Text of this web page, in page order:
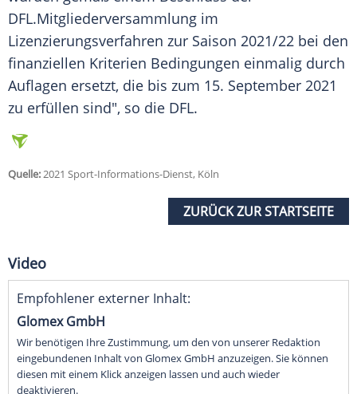
DFL.Mitgliederversammlung im
Lizenzierungsverfahren zur Saison 2021/22 bei den
finanziellen Kriterien Bedingungen einmalig durch
Auflagen ersetzt, die bis zum 15. September 2021
zu erfüllen sind", so die DFL.
Quelle:2021 Sport-Informations-Dienst, Köln
ZURÜCK ZUR STARTSEITE
Video
Empfohlener externer Inhalt:
Glomex GmbH
Wir benötigen Ihre Zustimmung, um den von unserer Redaktion
eingebundenen Inhalt von Glomex GmbH anzuzeigen. Sie können
diesen mit einem Klick anzeigen lassen und auch wieder
deaktivieren.